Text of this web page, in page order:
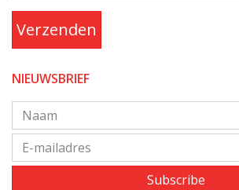
Verzenden
NIEUWSBRIEF
Subscribe